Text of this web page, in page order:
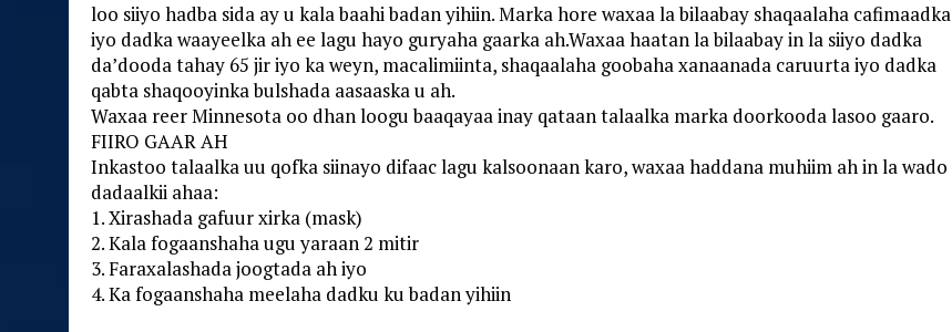
loo siiyo hadba sida ay u kala baahi badan yihiin. Marka hore waxaa la bilaabay shaqaalaha cafimaadka
iyo dadka waayeelka ah ee lagu hayo guryaha gaarka ah.Waxaa haatan la bilaabay in la siiyo dadka
da’dooda tahay 65 jir iyo ka weyn, macalimiinta, shaqaalaha goobaha xanaanada caruurta iyo dadka
qabta shaqooyinka bulshada aasaaska u ah.
Waxaa reer Minnesota oo dhan loogu baaqayaa inay qataan talaalka marka doorkooda lasoo gaaro.
FIIRO GAAR AH
Inkastoo talaalka uu qofka siinayo difaac lagu kalsoonaan karo, waxaa haddana muhiim ah in la wado
dadaalkii ahaa:
1. Xirashada gafuur xirka (mask)
2. Kala fogaanshaha ugu yaraan 2 mitir
3. Faraxalashada joogtada ah iyo
4. Ka fogaanshaha meelaha dadku ku badan yihiin